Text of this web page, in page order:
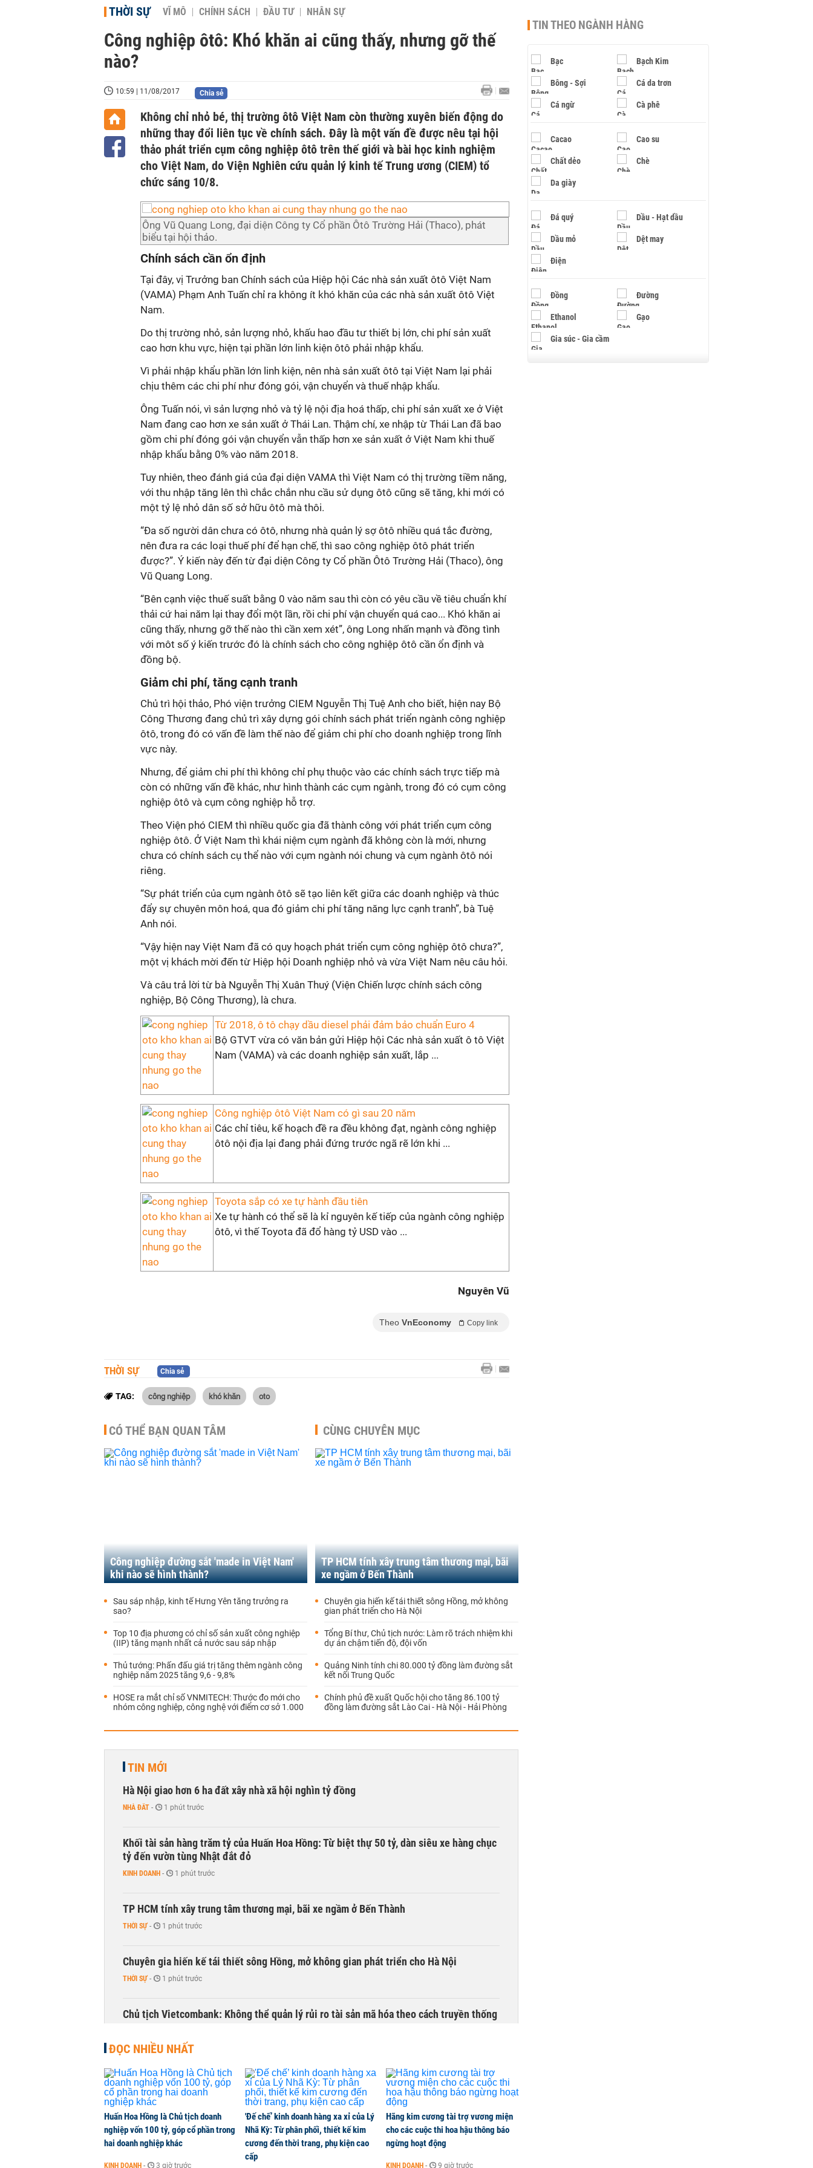
THỜI SỰ VĨ MÔ CHÍNH SÁCH ĐẦU TƯ NHÂN SỰ
Công nghiệp ôtô: Khó khăn ai cũng thấy, nhưng gỡ thế
nào?
10:59 | 11/08/2017 Chia sẻ
Không chỉ nhỏ bé, thị trường ôtô Việt Nam còn thường xuyên biến động do
những thay đổi liên tục về chính sách. Đây là một vấn đề được nêu tại hội
thảo phát triển cụm công nghiệp ôtô trên thế giới và bài học kinh nghiệm
cho Việt Nam, do Viện Nghiên cứu quản lý kinh tế Trung ương (CIEM) tổ
chức sáng 10/8.
Ông Vũ Quang Long, đại diện Công ty Cổ phần Ôtô Trường Hải (Thaco), phát
biểu tại hội thảo.
Chính sách cần ổn định
Tại đây, vị Trưởng ban Chính sách của Hiệp hội Các nhà sản xuất ôtô Việt Nam
(VAMA) Phạm Anh Tuấn chỉ ra không ít khó khăn của các nhà sản xuất ôtô Việt
Nam.
Do thị trường nhỏ, sản lượng nhỏ, khấu hao đầu tư thiết bị lớn, chi phí sản xuất
cao hơn khu vực, hiện tại phần lớn linh kiện ôtô phải nhập khẩu.
Vì phải nhập khẩu phần lớn linh kiện, nên nhà sản xuất ôtô tại Việt Nam lại phải
chịu thêm các chi phí như đóng gói, vận chuyển và thuế nhập khẩu.
Ông Tuấn nói, vì sản lượng nhỏ và tỷ lệ nội địa hoá thấp, chi phí sản xuất xe ở Việt
Nam đang cao hơn xe sản xuất ở Thái Lan. Thậm chí, xe nhập từ Thái Lan đã bao
gồm chi phí đóng gói vận chuyển vẫn thấp hơn xe sản xuất ở Việt Nam khi thuế
nhập khẩu bằng 0% vào năm 2018.
Tuy nhiên, theo đánh giá của đại diện VAMA thì Việt Nam có thị trường tiềm năng,
với thu nhập tăng lên thì chắc chắn nhu cầu sử dụng ôtô cũng sẽ tăng, khi mới có
một tỷ lệ nhỏ dân số sở hữu ôtô mà thôi.
“Đa số người dân chưa có ôtô, nhưng nhà quản lý sợ ôtô nhiều quá tắc đường,
nên đưa ra các loại thuế phí để hạn chế, thì sao công nghiệp ôtô phát triển
được?”. Ý kiến này đến từ đại diện Công ty Cổ phần Ôtô Trường Hải (Thaco), ông
Vũ Quang Long.
“Bên cạnh việc thuế suất bằng 0 vào năm sau thì còn có yêu cầu về tiêu chuẩn khí
thải cứ hai năm lại thay đổi một lần, rồi chi phí vận chuyển quá cao... Khó khăn ai
cũng thấy, nhưng gỡ thế nào thì cần xem xét”, ông Long nhấn mạnh và đồng tình
với môt số ý kiến trước đó là chính sách cho công nghiệp ôtô cần ổn định và
đồng bộ.
Giảm chi phí, tăng cạnh tranh
Chủ trì hội thảo, Phó viện trưởng CIEM Nguyễn Thị Tuệ Anh cho biết, hiện nay Bộ
Công Thương đang chủ trì xây dựng gói chính sách phát triển ngành công nghiệp
ôtô, trong đó có vấn đề làm thế nào để giảm chi phí cho doanh nghiệp trong lĩnh
vực này.
Nhưng, để giảm chi phí thì không chỉ phụ thuộc vào các chính sách trực tiếp mà
còn có những vấn đề khác, như hình thành các cụm ngành, trong đó có cụm công
nghiệp ôtô và cụm công nghiệp hỗ trợ.
Theo Viện phó CIEM thì nhiều quốc gia đã thành công với phát triển cụm công
nghiệp ôtô. Ở Việt Nam thì khái niệm cụm ngành đã không còn là mới, nhưng
chưa có chính sách cụ thể nào với cụm ngành nói chung và cụm ngành ôtô nói
riêng.
“Sự phát triển của cụm ngành ôtô sẽ tạo liên kết giữa các doanh nghiệp và thúc
đẩy sự chuyên môn hoá, qua đó giảm chi phí tăng năng lực cạnh tranh”, bà Tuệ
Anh nói.
“Vậy hiện nay Việt Nam đã có quy hoạch phát triển cụm công nghiệp ôtô chưa?”,
một vị khách mời đến từ Hiệp hội Doanh nghiệp nhỏ và vừa Việt Nam nêu câu hỏi.
Và câu trả lời từ bà Nguyễn Thị Xuân Thuý (Viện Chiến lược chính sách công
nghiệp, Bộ Công Thương), là chưa.
Từ 2018, ô tô chạy dầu diesel phải đảm bảo chuẩn Euro 4
Bộ GTVT vừa có văn bản gửi Hiệp hội Các nhà sản xuất ô tô Việt
Nam (VAMA) và các doanh nghiệp sản xuất, lắp ...
Công nghiệp ôtô Việt Nam có gì sau 20 năm
Các chỉ tiêu, kế hoạch đề ra đều không đạt, ngành công nghiệp
ôtô nội địa lại đang phải đứng trước ngã rẽ lớn khi ...
Toyota sắp có xe tự hành đầu tiên
Xe tự hành có thể sẽ là kỉ nguyên kế tiếp của ngành công nghiệp
ôtô, vì thế Toyota đã đổ hàng tỷ USD vào ...
Nguyên Vũ
Theo VnEconomy Copy link
THỜI SỰ Chia sẻ
TAG: công nghiệp khó khăn oto
CÓ THỂ BẠN QUAN TÂM
Công nghiệp đường sắt 'made in Việt Nam'
khi nào sẽ hình thành?
Sau sáp nhập, kinh tế Hưng Yên tăng trưởng ra
sao?
Top 10 địa phương có chỉ số sản xuất công nghiệp
(IIP) tăng mạnh nhất cả nước sau sáp nhập
Thủ tướng: Phấn đấu giá trị tăng thêm ngành công
nghiệp năm 2025 tăng 9,6 - 9,8%
HOSE ra mắt chỉ số VNMITECH: Thước đo mới cho
nhóm công nghiệp, công nghệ với điểm cơ sở 1.000
CÙNG CHUYÊN MỤC
TP HCM tính xây trung tâm thương mại, bãi
xe ngầm ở Bến Thành
Chuyên gia hiến kế tái thiết sông Hồng, mở không
gian phát triển cho Hà Nội
Tổng Bí thư, Chủ tịch nước: Làm rõ trách nhiệm khi
dự án chậm tiến độ, đội vốn
Quảng Ninh tính chi 80.000 tỷ đồng làm đường sắt
kết nối Trung Quốc
Chính phủ đề xuất Quốc hội cho tăng 86.100 tỷ
đồng làm đường sắt Lào Cai - Hà Nội - Hải Phòng
TIN MỚI
Hà Nội giao hơn 6 ha đất xây nhà xã hội nghìn tỷ đồng
NHÀ ĐẤT - 1 phút trước
Khối tài sản hàng trăm tỷ của Huấn Hoa Hồng: Từ biệt thự 50 tỷ, dàn siêu xe hàng chục
tỷ đến vườn tùng Nhật đắt đỏ
KINH DOANH - 1 phút trước
TP HCM tính xây trung tâm thương mại, bãi xe ngầm ở Bến Thành
THỜI SỰ - 1 phút trước
Chuyên gia hiến kế tái thiết sông Hồng, mở không gian phát triển cho Hà Nội
THỜI SỰ - 1 phút trước
Chủ tịch Vietcombank: Không thể quản lý rủi ro tài sản mã hóa theo cách truyền thống
ĐỌC NHIỀU NHẤT
Huấn Hoa Hồng là Chủ tịch doanh
nghiệp vốn 100 tỷ, góp cổ phần trong
hai doanh nghiệp khác
KINH DOANH - 3 giờ trước
'Đế chế’ kinh doanh hàng xa xỉ của Lý
Nhã Kỳ: Từ phân phối, thiết kế kim
cương đến thời trang, phụ kiện cao
cấp
Hãng kim cương tài trợ vương miện
cho các cuộc thi hoa hậu thông báo
ngừng hoạt động
KINH DOANH - 9 giờ trước
TIN THEO NGÀNH HÀNG
Bạc Bạch Kim
Bông - Sợi Cá da trơn
Cá ngừ Cà phê
Cacao Cao su
Chất dẻo Chè
Da giày
Đá quý Dầu - Hạt dầu
Dầu mỏ Dệt may
Điện
Đồng Đường
Ethanol Gạo
Gia súc - Gia cầm